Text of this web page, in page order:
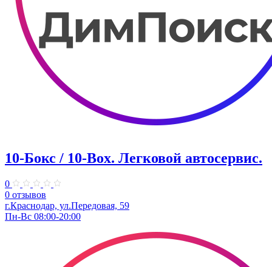
10-Бокс / 10-Box. ​Легковой автосервис.
0
0 отзывов
г.Краснодар, ул.Передовая, 59
Пн-Вс 08:00-20:00